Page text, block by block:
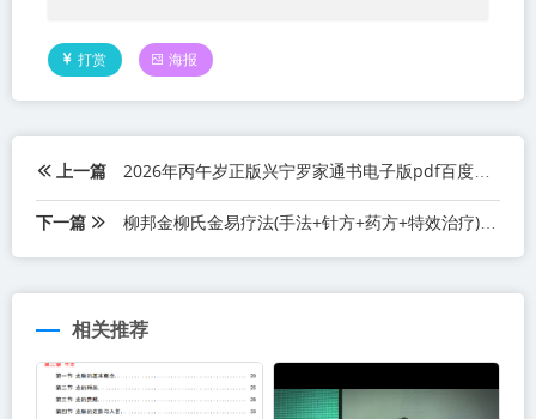
打赏 海报
上一篇 2026年丙午岁正版兴宁罗家通书电子版pdf百度网盘下载学习
下一篇 柳邦金柳氏金易疗法(手法+针方+药方+特效治疗)视频课程30集百度网盘下载学习
相关推荐